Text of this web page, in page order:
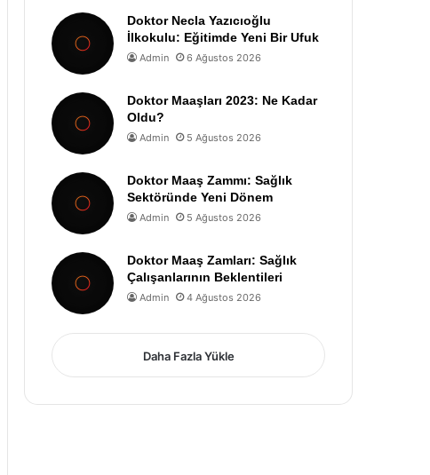
Doktor Necla Yazıcıoğlu
İlkokulu: Eğitimde Yeni Bir Ufuk
Admin 6 Ağustos 2026
Doktor Maaşları 2023: Ne Kadar
Oldu?
Admin 5 Ağustos 2026
Doktor Maaş Zammı: Sağlık
Sektöründe Yeni Dönem
Admin 5 Ağustos 2026
Doktor Maaş Zamları: Sağlık
Çalışanlarının Beklentileri
Admin 4 Ağustos 2026
Daha Fazla Yükle